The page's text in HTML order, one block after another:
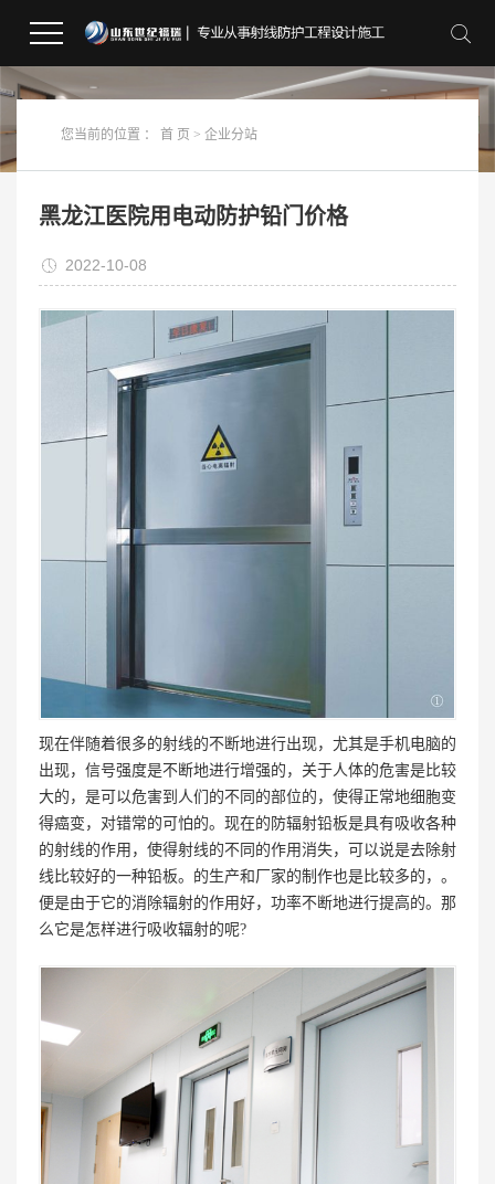
您当前的位置 ： 首 页 > 企业分站
黑龙江医院用电动防护铅门价格
2022-10-08
现在伴随着很多的射线的不断地进行出现，尤其是手机电脑的
出现，信号强度是不断地进行增强的，关于人体的危害是比较
大的，是可以危害到人们的不同的部位的，使得正常地细胞变
得癌变，对错常的可怕的。现在的防辐射铅板是具有吸收各种
的射线的作用，使得射线的不同的作用消失，可以说是去除射
线比较好的一种铅板。的生产和厂家的制作也是比较多的，。
便是由于它的消除辐射的作用好，功率不断地进行提高的。那
么它是怎样进行吸收辐射的呢?